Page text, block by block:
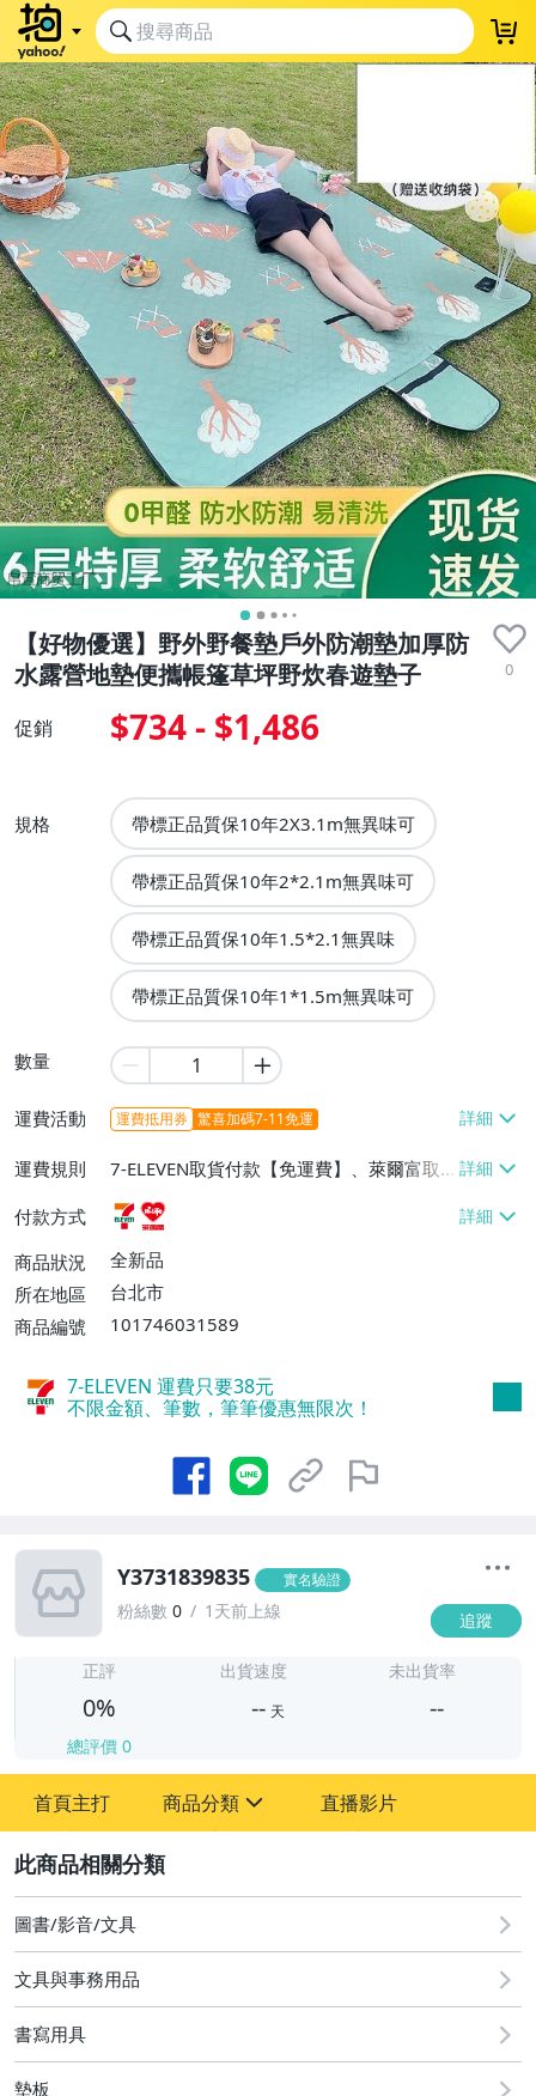
【好物優選】野外野餐墊戶外防潮墊加厚防
水露營地墊便攜帳篷草坪野炊春遊墊子
0
促銷 $734 - $1,486
規格 帶標正品質保10年2X3.1m無異味可
帶標正品質保10年2*2.1m無異味可
帶標正品質保10年1.5*2.1無異味
帶標正品質保10年1*1.5m無異味可
數量
運費活動 運費抵用券 驚喜加碼7-11免運
運費規則
7-ELEVEN取貨付款【免運費】、萊爾富取
貨付款【免運費】
付款方式
商品狀況
全新品
所在地區
台北市
商品編號
101746031589
7-ELEVEN 運費只要38元
不限金額、筆數，筆筆優惠無限次！
Y3731839835 實名驗證
粉絲數 0 1天前上線 追蹤
正評
0%
總評價 0
出貨速度
-- 天
未出貨率
--
首頁主打 商品分類
圖書/影音/文具
古董、藝術與礦石
手機、配件與通訊
美容保養與彩妝
直播影片
圖書/影音/文具
文具與事務用品
書寫用具
墊板